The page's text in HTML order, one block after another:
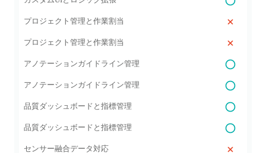
プロジェクト管理と作業割当
プロジェクト管理と作業割当
アノテーションガイドライン管理
アノテーションガイドライン管理
品質ダッシュボードと指標管理
品質ダッシュボードと指標管理
センサー融合データ対応